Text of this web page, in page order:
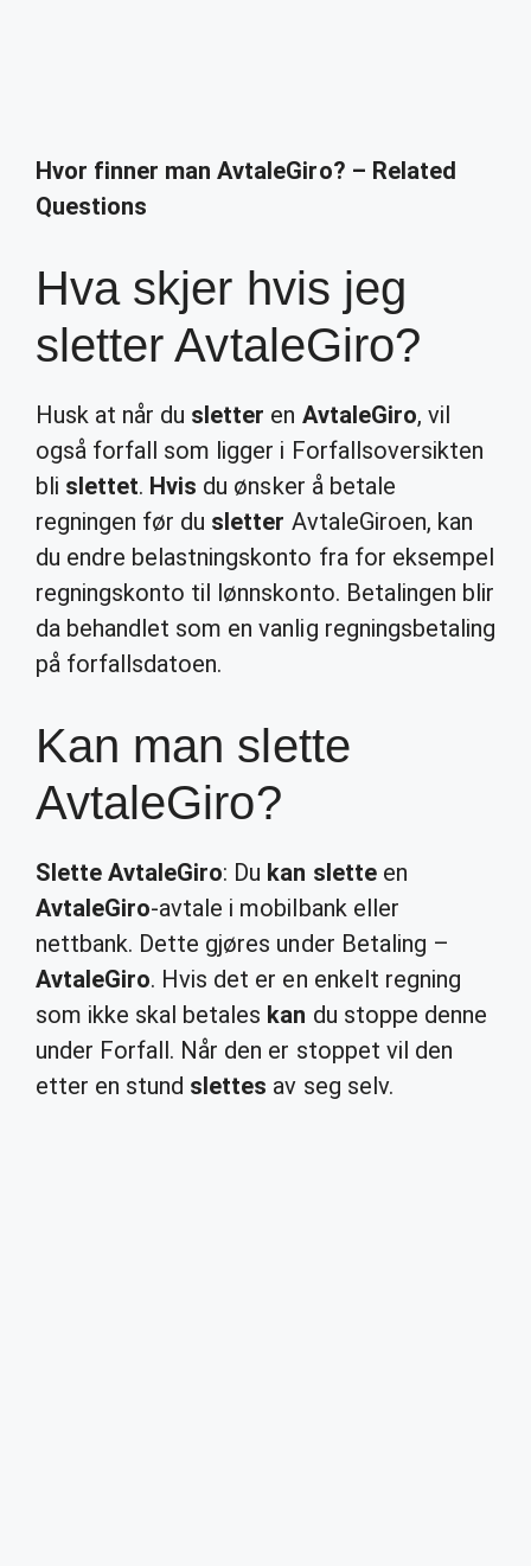
Hvor finner man AvtaleGiro? – Related
Questions
Hva skjer hvis jeg
sletter AvtaleGiro?
Husk at når du sletter en AvtaleGiro, vil
også forfall som ligger i Forfallsoversikten
bli slettet. Hvis du ønsker å betale
regningen før du sletter AvtaleGiroen, kan
du endre belastningskonto fra for eksempel
regningskonto til lønnskonto. Betalingen blir
da behandlet som en vanlig regningsbetaling
på forfallsdatoen.
Kan man slette
AvtaleGiro?
Slette AvtaleGiro: Du kan sletteen
AvtaleGiro-avtale i mobilbank eller
nettbank. Dette gjøres under Betaling –
AvtaleGiro. Hvis det er en enkelt regning
som ikke skal betales kan du stoppe denne
under Forfall. Når den er stoppet vil den
etter en stund slettes av seg selv.